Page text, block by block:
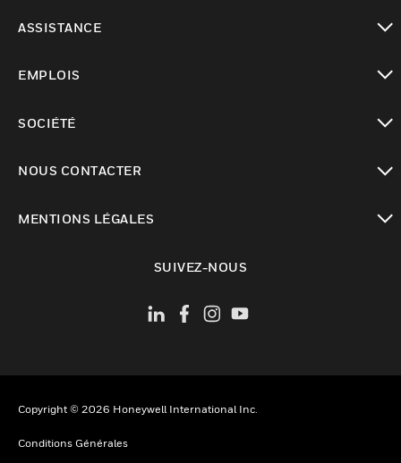
ASSISTANCE
EMPLOIS
SOCIÉTÉ
NOUS CONTACTER
MENTIONS LÉGALES
SUIVEZ-NOUS
Copyright © 2026 Honeywell International Inc.
Conditions Générales